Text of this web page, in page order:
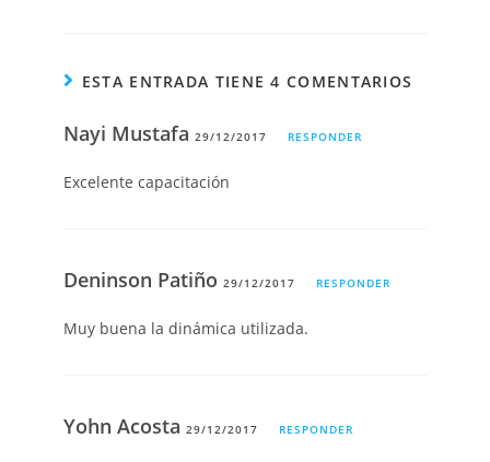
ESTA ENTRADA TIENE 4 COMENTARIOS
Nayi Mustafa29/12/2017 RESPONDER
Excelente capacitación
Deninson Patiño29/12/2017 RESPONDER
Muy buena la dinámica utilizada.
Yohn Acosta29/12/2017 RESPONDER